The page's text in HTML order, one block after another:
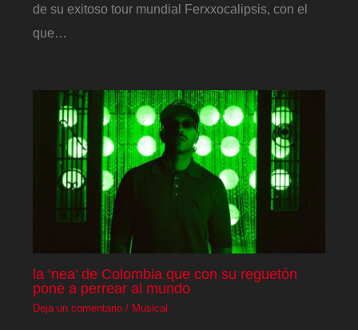
de su exitoso tour mundial Ferxxocalipsis, con el
que…
la ‘nea’ de Colombia que con su reguetón
pone a perrear al mundo
Deja un comentario / Musical